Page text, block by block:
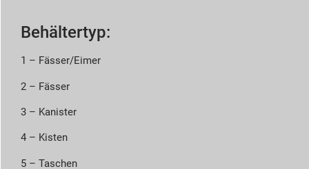
Behältertyp:
1 – Fässer/Eimer
2 – Fässer
3 – Kanister
4 – Kisten
5 – Taschen